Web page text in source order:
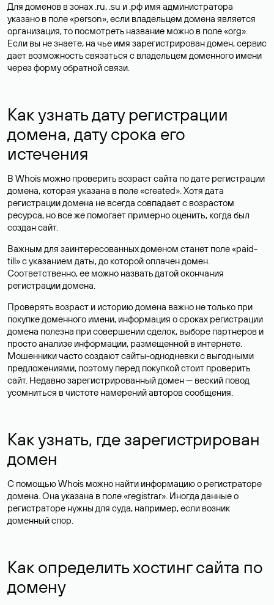
Для доменов в зонах .ru, .su и .рф имя администратора
указано в поле «person», если владельцем домена является
организация, то посмотреть название можно в поле «org».
Если вы не знаете, на чье имя зарегистрирован домен, сервис
дает возможность связаться с владельцем доменного имени
через форму обратной связи.
Как узнать дату регистрации
домена, дату срока его
истечения
В Whois можно проверить возраст сайта по дате регистрации
домена, которая указана в поле «created». Хотя дата
регистрации домена не всегда совпадает с возрастом
ресурса, но все же помогает примерно оценить, когда был
создан сайт.
Важным для заинтересованных доменом станет поле «paid-
till» с указанием даты, до которой оплачен домен.
Соответственно, ее можно назвать датой окончания
регистрации домена.
Проверять возраст и историю домена важно не только при
покупке доменного имени, информация о сроках регистрации
домена полезна при совершении сделок, выборе партнеров и
просто анализе информации, размещенной в интернете.
Мошенники часто создают сайты-однодневки с выгодными
предложениями, поэтому перед покупкой стоит проверить
сайт. Недавно зарегистрированный домен — веский повод
усомниться в чистоте намерений авторов сообщения.
Как узнать, где зарегистрирован
домен
С помощью Whois можно найти информацию о регистраторе
домена. Она указана в поле «registrar». Иногда данные о
регистраторе нужны для суда, например, если возник
доменный спор.
Как определить хостинг сайта по
домену